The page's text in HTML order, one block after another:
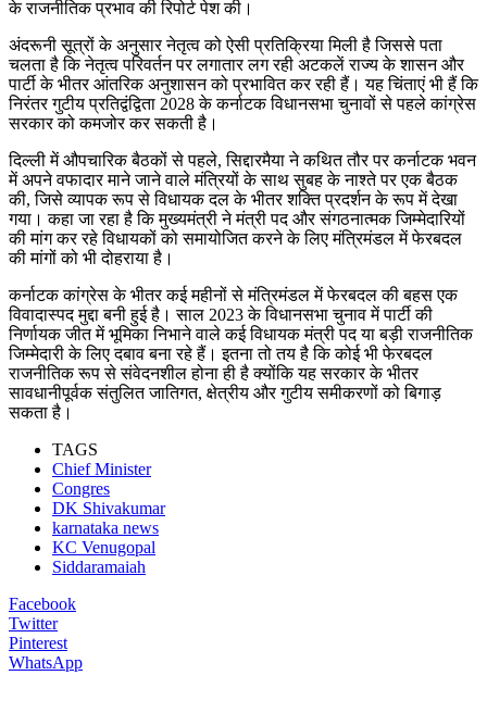
के राजनीतिक प्रभाव की रिपोर्ट पेश की।
अंदरूनी सूत्रों के अनुसार नेतृत्व को ऐसी प्रतिक्रिया मिली है जिससे पता
चलता है कि नेतृत्व परिवर्तन पर लगातार लग रही अटकलें राज्य के शासन और
पार्टी के भीतर आंतरिक अनुशासन को प्रभावित कर रही हैं। यह चिंताएं भी हैं कि
निरंतर गुटीय प्रतिद्वंद्विता 2028 के कर्नाटक विधानसभा चुनावों से पहले कांग्रेस
सरकार को कमजोर कर सकती है।
दिल्ली में औपचारिक बैठकों से पहले, सिद्दारमैया ने कथित तौर पर कर्नाटक भवन
में अपने वफादार माने जाने वाले मंत्रियों के साथ सुबह के नाश्ते पर एक बैठक
की, जिसे व्यापक रूप से विधायक दल के भीतर शक्ति प्रदर्शन के रूप में देखा
गया। कहा जा रहा है कि मुख्यमंत्री ने मंत्री पद और संगठनात्मक जिम्मेदारियों
की मांग कर रहे विधायकों को समायोजित करने के लिए मंत्रिमंडल में फेरबदल
की मांगों को भी दोहराया है।
कर्नाटक कांग्रेस के भीतर कई महीनों से मंत्रिमंडल में फेरबदल की बहस एक
विवादास्पद मुद्दा बनी हुई है। साल 2023 के विधानसभा चुनाव में पार्टी की
निर्णायक जीत में भूमिका निभाने वाले कई विधायक मंत्री पद या बड़ी राजनीतिक
जिम्मेदारी के लिए दबाव बना रहे हैं। इतना तो तय है कि कोई भी फेरबदल
राजनीतिक रूप से संवेदनशील होना ही है क्योंकि यह सरकार के भीतर
सावधानीपूर्वक संतुलित जातिगत, क्षेत्रीय और गुटीय समीकरणों को बिगाड़
सकता है।
TAGS
Chief Minister
Congres
DK Shivakumar
karnataka news
KC Venugopal
Siddaramaiah
Facebook
Twitter
Pinterest
WhatsApp